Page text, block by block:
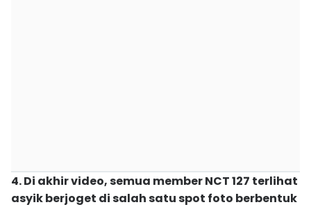
4. Di akhir video, semua member NCT 127 terlihat
asyik berjoget di salah satu spot foto berbentuk